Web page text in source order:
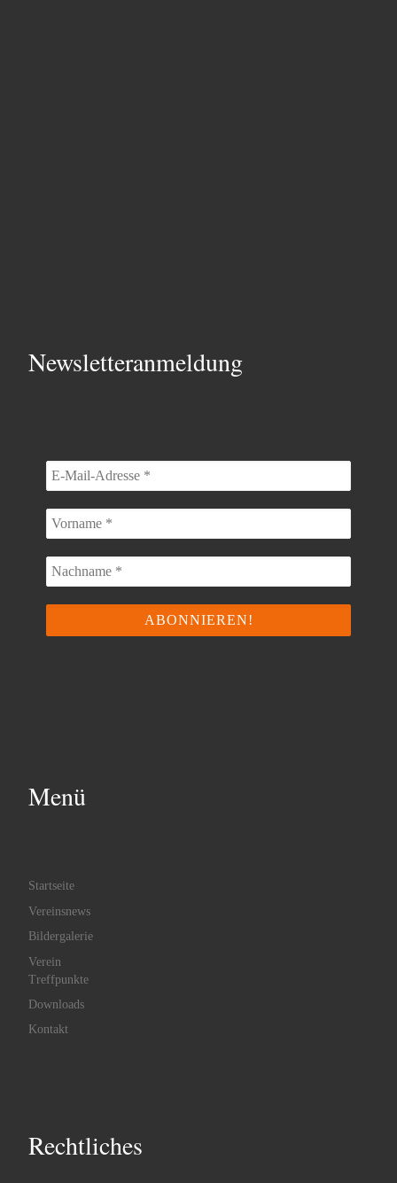
Newsletteranmeldung
Menü
Startseite
Vereinsnews
Bildergalerie
Verein
Treffpunkte
Downloads
Kontakt
Rechtliches